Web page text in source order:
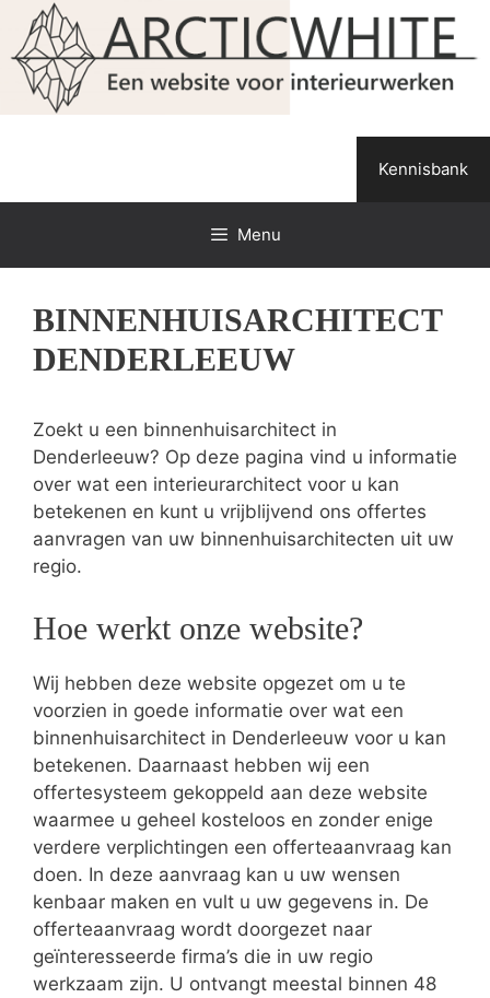
Spring
naar
de
inhoud
Kennisbank
Menu
BINNENHUISARCHITECT
DENDERLEEUW
Zoekt u een binnenhuisarchitect in
Denderleeuw? Op deze pagina vind u informatie
over wat een interieurarchitect voor u kan
betekenen en kunt u vrijblijvend ons offertes
aanvragen van uw binnenhuisarchitecten uit uw
regio.
Hoe werkt onze website?
Wij hebben deze website opgezet om u te
voorzien in goede informatie over wat een
binnenhuisarchitect in Denderleeuw voor u kan
betekenen. Daarnaast hebben wij een
offertesysteem gekoppeld aan deze website
waarmee u geheel kosteloos en zonder enige
verdere verplichtingen een offerteaanvraag kan
doen. In deze aanvraag kan u uw wensen
kenbaar maken en vult u uw gegevens in. De
offerteaanvraag wordt doorgezet naar
geïnteresseerde firma’s die in uw regio
werkzaam zijn. U ontvangt meestal binnen 48